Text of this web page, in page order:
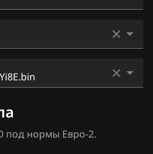
под нормы Евро-2.